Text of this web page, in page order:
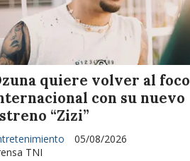
quiere volver al foco
con su nuevo
“Zizi”
TNI
05/08/2026